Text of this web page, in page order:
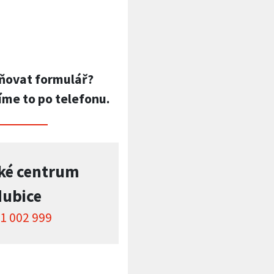
formulář?
to po telefonu.
centrum
002 999